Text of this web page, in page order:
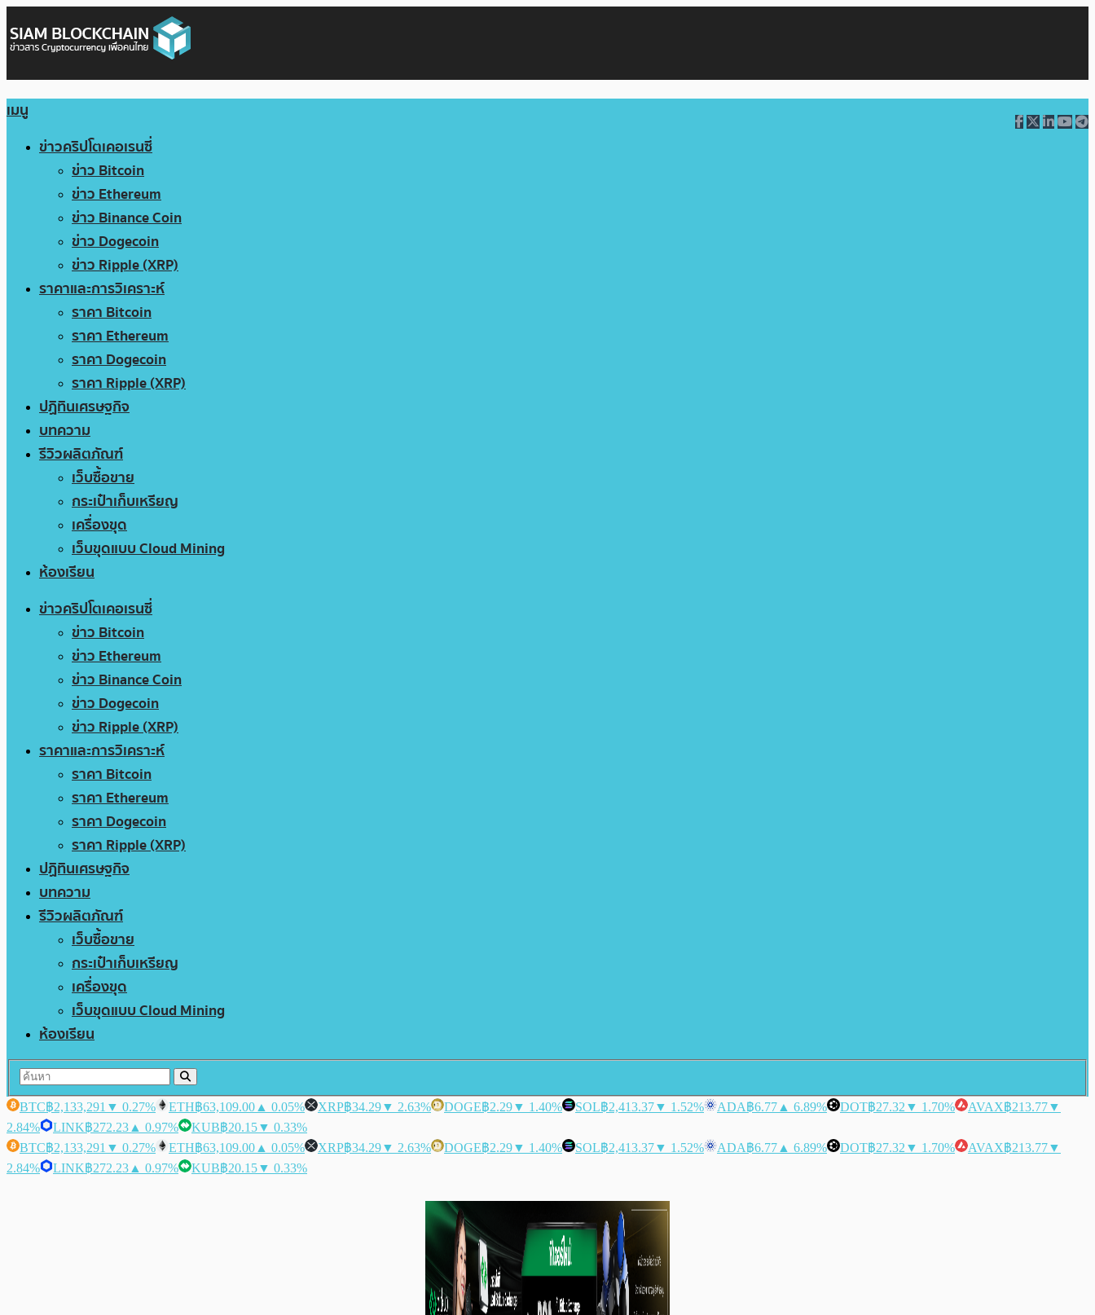
เมนู
ข่าวคริปโตเคอเรนซี่
ข่าว Bitcoin
ข่าว Ethereum
ข่าว Binance Coin
ข่าว Dogecoin
ข่าว Ripple (XRP)
ราคาและการวิเคราะห์
ราคา Bitcoin
ราคา Ethereum
ราคา Dogecoin
ราคา Ripple (XRP)
ปฏิทินเศรษฐกิจ
บทความ
รีวิวผลิตภัณฑ์
เว็บซื้อขาย
กระเป๋าเก็บเหรียญ
เครื่องขุด
เว็บขุดแบบ Cloud Mining
ห้องเรียน
ข่าวคริปโตเคอเรนซี่
ข่าว Bitcoin
ข่าว Ethereum
ข่าว Binance Coin
ข่าว Dogecoin
ข่าว Ripple (XRP)
ราคาและการวิเคราะห์
ราคา Bitcoin
ราคา Ethereum
ราคา Dogecoin
ราคา Ripple (XRP)
ปฏิทินเศรษฐกิจ
บทความ
รีวิวผลิตภัณฑ์
เว็บซื้อขาย
กระเป๋าเก็บเหรียญ
เครื่องขุด
เว็บขุดแบบ Cloud Mining
ห้องเรียน
BTC฿2,133,291 ▼ 0.27% ETH฿63,109.00 ▲ 0.05% XRP฿34.29▼ 2.63% DOGE฿2.29▼ 1.40% SOL฿2,413.37▼ 1.52% ADA฿6.77 ▲ 6.89% DOT฿27.32 ▼ 1.70% AVAX฿213.77▼
2.84%
LINK฿272.23 ▲ 0.97% KUB฿20.15▼ 0.33%
BTC฿2,133,291 ▼ 0.27% ETH฿63,109.00 ▲ 0.05% XRP฿34.29▼ 2.63% DOGE฿2.29▼ 1.40% SOL฿2,413.37▼ 1.52% ADA฿6.77 ▲ 6.89% DOT฿27.32 ▼ 1.70% AVAX฿213.77▼
2.84%
LINK฿272.23 ▲ 0.97% KUB฿20.15▼ 0.33%